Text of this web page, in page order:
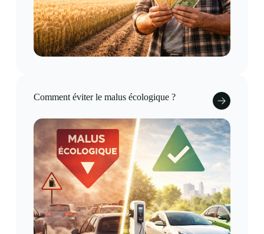
Comment éviter le malus écologique​ ?